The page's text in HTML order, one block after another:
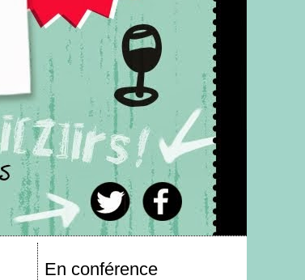
En conférence